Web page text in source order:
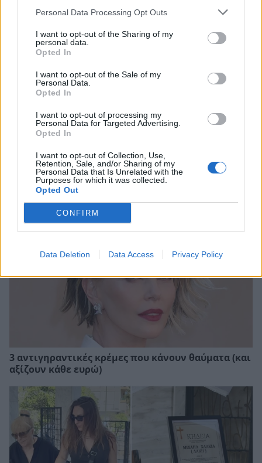
Personal Data Processing Opt Outs
I want to opt-out of the Sharing of my
personal data.
Opted In
I want to opt-out of the Sale of my
Personal Data.
Opted In
I want to opt-out of processing my
Personal Data for Targeted Advertising.
Opted In
I want to opt-out of Collection, Use,
Retention, Sale, and/or Sharing of my
Personal Data that Is Unrelated with the
Purposes for which it was collected.
Opted Out
CONFIRM
Data Deletion Data Access Privacy Policy
Μάρα Ζαχαρέα: Καλοκαιρινές στιγμές χαλάρωσης
μαζί με τον Θεόδωρο Ρουσόπουλο στην Πάρο
3 αντιγηραντικές κρέμες που κάνουν θαύματα (και
αξίζουν κάθε ευρώ)